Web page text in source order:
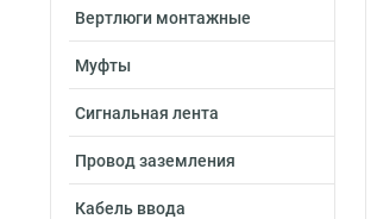
Вертлюги монтажные
Муфты
Сигнальная лента
Провод заземления
Кабель ввода